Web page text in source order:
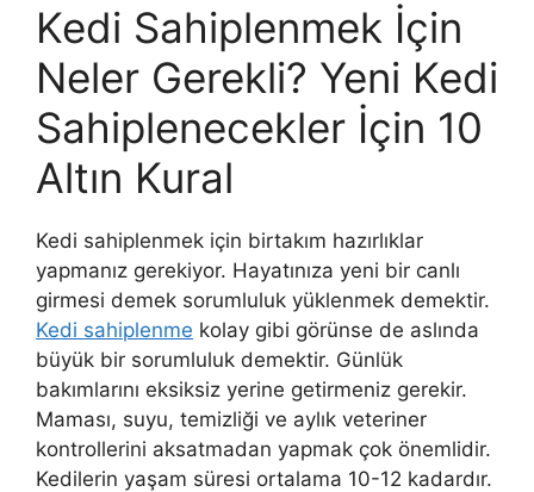
Kedi Sahiplenmek İçin
Neler Gerekli? Yeni Kedi
Sahiplenecekler İçin 10
Altın Kural
Kedi sahiplenmek için birtakım hazırlıklar
yapmanız gerekiyor. Hayatınıza yeni bir canlı
girmesi demek sorumluluk yüklenmek demektir.
Kedi sahiplenme kolay gibi görünse de aslında
büyük bir sorumluluk demektir. Günlük
bakımlarını eksiksiz yerine getirmeniz gerekir.
Maması, suyu, temizliği ve aylık veteriner
kontrollerini aksatmadan yapmak çok önemlidir.
Kedilerin yaşam süresi ortalama 10-12 kadardır.